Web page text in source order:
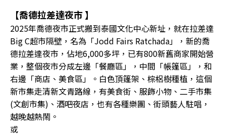
【喬德拉差達夜市 】
2025年喬德夜市正式搬到泰國文化中心新址，就在拉差達
Big C超市隔壁，名為「Jodd Fairs Ratchada」，新的喬
德拉差達夜市，佔地6,000多坪，已有800新舊商家開始營
業，整個夜市分成左邊「餐廳區」，中間「帳篷區」，和
右邊「商店、美食區」。白色頂篷架、棕梠樹種植，這個
新市集走清新文青路線，有美食街、服飾小物、二手市集
(文創市集)、酒吧夜店，也有各種樂團、街頭藝人駐唱，
越晚越熱鬧。
或